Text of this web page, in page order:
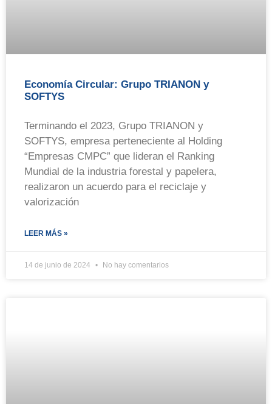
Economía Circular: Grupo TRIANON y
SOFTYS
Terminando el 2023, Grupo TRIANON y
SOFTYS, empresa perteneciente al Holding
“Empresas CMPC” que lideran el Ranking
Mundial de la industria forestal y papelera,
realizaron un acuerdo para el reciclaje y
valorización
LEER MÁS »
14 de junio de 2024 No hay comentarios